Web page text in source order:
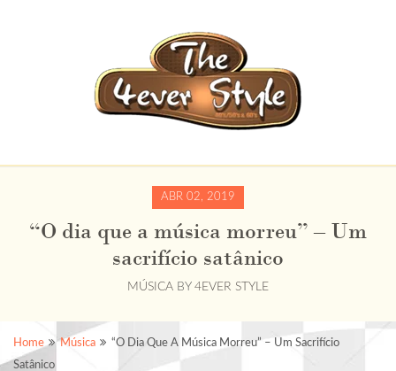
ABR 02, 2019
“O dia que a música morreu” – Um
sacrifício satânico
MÚSICA BY 4EVER STYLE
Home Música
“O Dia Que A Música Morreu” – Um Sacrifício
Satânico